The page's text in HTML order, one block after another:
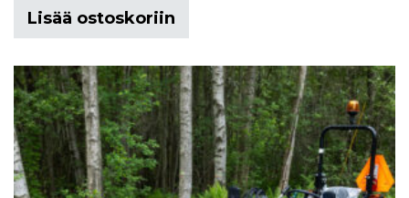
Lisää ostoskoriin